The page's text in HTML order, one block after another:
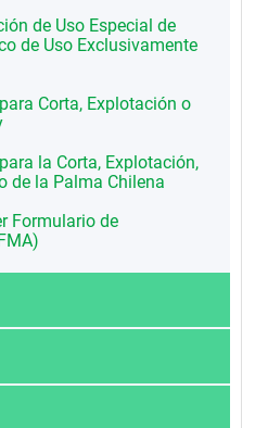
de Uso Especial de
de Uso Exclusivamente
Corta, Explotación o
la Corta, Explotación,
de la Palma Chilena
Formulario de